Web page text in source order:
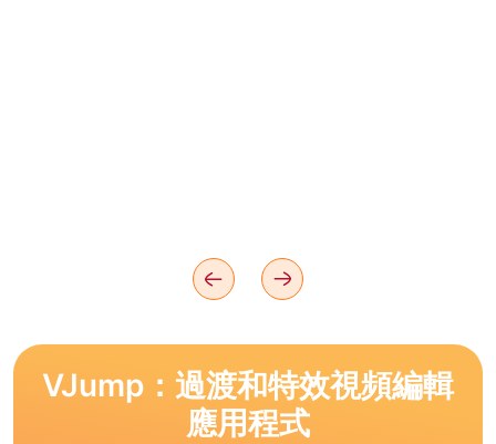
VJump：過渡和特效視頻編輯
應用程式